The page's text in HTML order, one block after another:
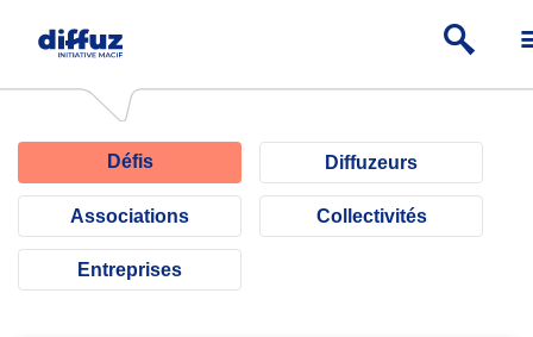
Défis Diffuzeurs
Associations Collectivités
Entreprises